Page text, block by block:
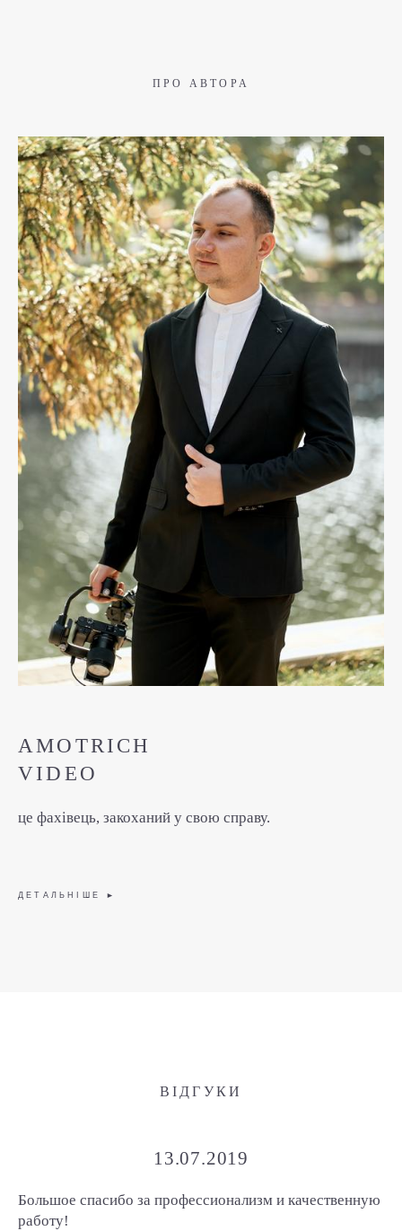
ПРО АВТОРА
AMOTRICH
VIDEO
це фахівець, закоханий у свою справу.
ДЕТАЛЬНІШЕ ►
ВІДГУКИ
13.07.2019
Большое спасибо за профессионализм и качественную
работу!